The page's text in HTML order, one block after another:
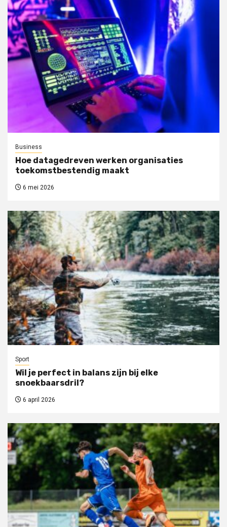
Business
Hoe datagedreven werken organisaties
toekomstbestendig maakt
6 mei 2026
Sport
Wil je perfect in balans zijn bij elke
snoekbaarsdril?
6 april 2026